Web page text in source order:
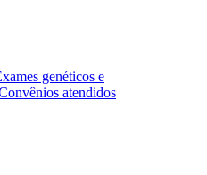
genéticos e
atendidos